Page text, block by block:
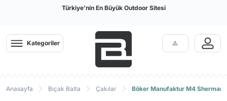
Türkiye'nin En Büyük Outdoor Sitesi
Kategoriler
Anasayfa Bıçak Balta Çakılar Böker Manufaktur M4 Sherman-